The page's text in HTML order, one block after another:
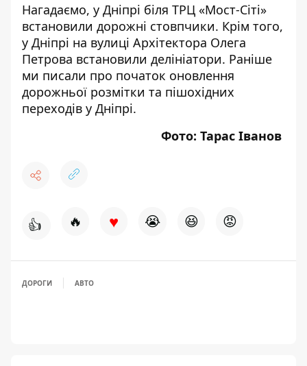
Нагадаємо, у Дніпрі біля ТРЦ «Мост-Сіті»
встановили дорожні стовпчики. Крім того,
у Дніпрі на вулиці Архітектора Олега
Петрова встановили делініатори. Раніше
ми писали про початок оновлення
дорожньої розмітки та пішохідних
переходів у Дніпрі.
Фото: Тарас Іванов
👍 🔥 ♥ 😭 😆 😡
ДОРОГИ АВТО